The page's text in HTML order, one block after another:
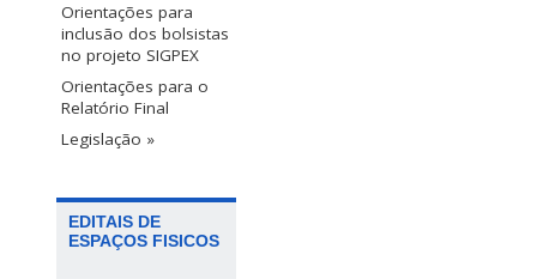
Orientações para
inclusão dos bolsistas
no projeto SIGPEX
Orientações para o
Relatório Final
Legislação »
EDITAIS DE
ESPAÇOS FISICOS